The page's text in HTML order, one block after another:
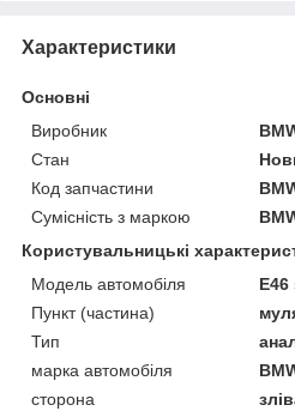
Характеристики
Основні
Виробник
Стан
Код запчастини
Сумісність з маркою
Користувальницькі
Модель автомобіля
E46
Пункт (частина)
Тип
марка автомобіля
сторона